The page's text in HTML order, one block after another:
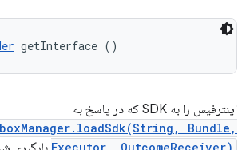
getInterface ()
اینترفیس را به SDK که در پاسخ به
Bundle,